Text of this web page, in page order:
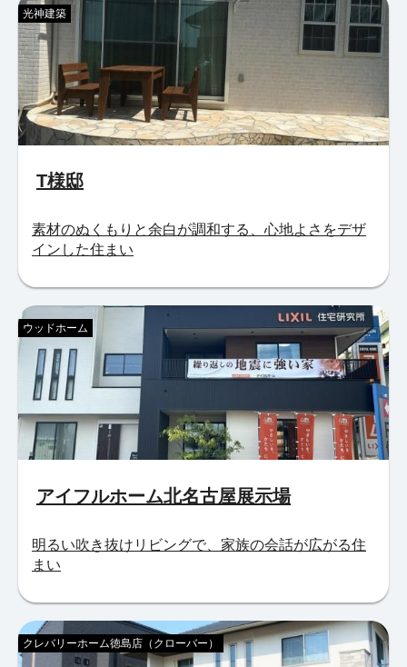
T様邸
光神建築
素材のぬくもりと余白が調和する、心地よさをデザ
インした住まい
アイフルホーム北名古屋展示場
ウッドホーム
明るい吹き抜けリビングで、家族の会話が広がる住
まい
クレバリーホーム徳島店（クローバー）